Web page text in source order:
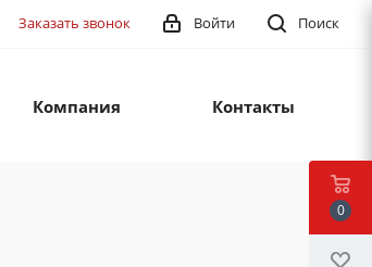
Поиск
Войти
Заказать звонок
Компания Контакты
0